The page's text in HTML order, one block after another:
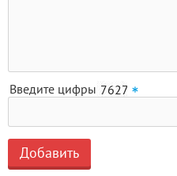
Введите цифры